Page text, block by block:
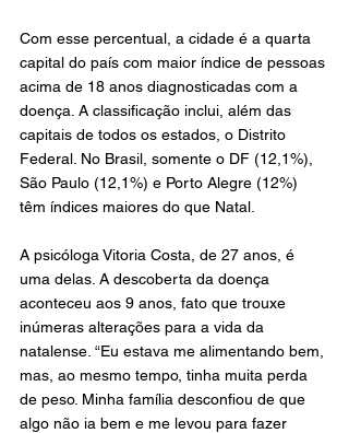
Com esse percentual, a cidade é a quarta
capital do país com maior índice de pessoas
acima de 18 anos diagnosticadas com a
doença. A classificação inclui, além das
capitais de todos os estados, o Distrito
Federal. No Brasil, somente o DF (12,1%),
São Paulo (12,1%) e Porto Alegre (12%)
têm índices maiores do que Natal.
A psicóloga Vitoria Costa, de 27 anos, é
uma delas. A descoberta da doença
aconteceu aos 9 anos, fato que trouxe
inúmeras alterações para a vida da
natalense. “Eu estava me alimentando bem,
mas, ao mesmo tempo, tinha muita perda
de peso. Minha família desconfiou de que
algo não ia bem e me levou para fazer